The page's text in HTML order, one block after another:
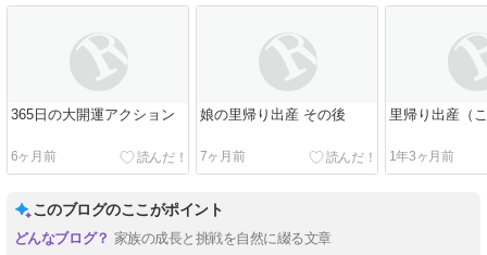
365日の大開運アクション
6ヶ月前
娘の里帰り出産 その後
7ヶ月前
里帰り出産（
1年3ヶ月前
このブログのここがポイント
家族の成長と挑戦を自然に綴る文章